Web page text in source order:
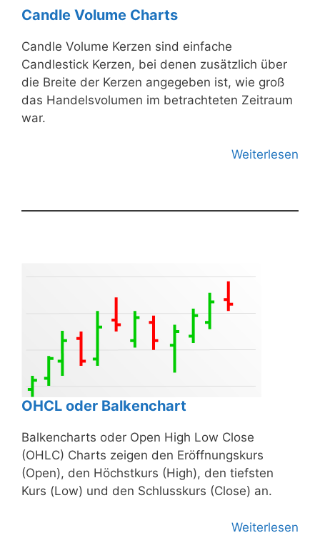
Candle Volume Charts
Candle Volume Kerzen sind einfache
Candlestick Kerzen, bei denen zusätzlich über
die Breite der Kerzen angegeben ist, wie groß
das Handelsvolumen im betrachteten Zeitraum
war.
Weiterlesen
OHCL oder Balkenchart
Balkencharts oder Open High Low Close
(OHLC) Charts zeigen den Eröffnungskurs
(Open), den Höchstkurs (High), den tiefsten
Kurs (Low) und den Schlusskurs (Close) an.
Weiterlesen